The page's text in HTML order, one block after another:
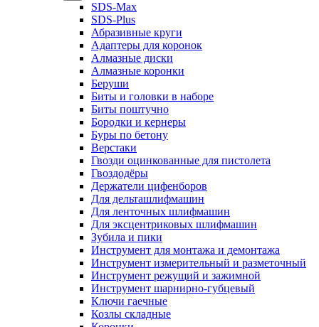
SDS-Max
SDS-Plus
Абразивные круги
Адаптеры для коронок
Алмазные диски
Алмазные коронки
Беруши
Биты и головки в наборе
Биты поштучно
Бородки и кернеры
Буры по бетону
Верстаки
Гвозди оцинкованные для пистолета
Гвоздодёры
Держатели цифенборов
Для дельташлифмашин
Для ленточных шлифмашин
Для эксцентриковых шлифмашин
Зубила и пики
Инструмент для монтажа и демонтажа
Инструмент измерительный и разметочный
Инструмент режущий и зажимной
Инструмент шарнирно-губцевый
Ключи гаечные
Козлы складные